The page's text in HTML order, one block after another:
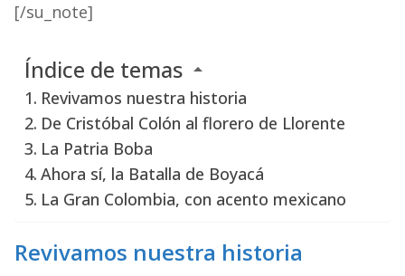
[/su_note]
Índice de temas
Revivamos nuestra historia
De Cristóbal Colón al florero de Llorente
La Patria Boba
Ahora sí, la Batalla de Boyacá
La Gran Colombia, con acento mexicano
Revivamos nuestra historia